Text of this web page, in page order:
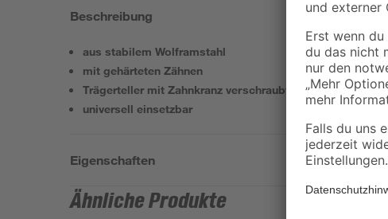
Beschreibung
aus stabilem Wolframstahl
mit gehärteten Zähnen
Trägerteller mit Zahnkranz verschraubt
universell einsetzbar
Eigenschaften
Ähnliche Produkte